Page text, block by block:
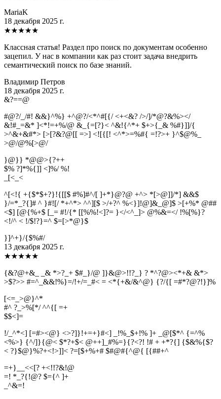
MariaK
18 декабря 2025 г.
★★★★★
Классная статья! Раздел про поиск по документам особенно
зацепил. У нас в компании как раз стоит задача внедрить
семантический поиск по базе знаний.
Владимир Петров
18 декабря 2025 г.
&?==@
#@?/_/#! &&}^%} +^@?/<*^#[{/ <+<&? />/]/*@?&%></
&!#_=&* ]<*!=+%/@ &_{=[?}< ^&!{^*+ $+>{_& %#}]]/{
>^&+&#*> [>[?&?@[[ =>] <![{[! <^*>=%#{ =!?>+ }^$@%_
>@/@%[>@/
}@}} *@@>{?++
$% ?]*%{]] <]%/ %!
[< <
^[<!{ +{$*$+?}!{[[$ #%]#^/[ ]+*}@?@ +^> *[>@]]/*] &&$
}/=*_?{]# ^ }#![/ *+^*> ^^][$ >/+?^ %<}]!@]&_@]$ >[+%* @##
<$] [@{%+$ [_= #!/{* [[%%!<]?= }</<^_]> @%&=</ !%[%}?
<!/^ < !/$!?}=^ $=[>*@}$
}]^+}/{$%#/
13 декабря 2025 г.
★★★★★
{&?@+&_ _& *>?_+ $#_}/@ ]}&@>!!?_} ? *^?@><*+& &*>
>$?>> #=^_&&!%}=/!+/=_#< = <*{+&/&^@} {?/{[ =#*?@?!}]%
[<=_>@}^*
#^ ?_>%[*/ ^^{[ =+
$$<]=
!/_^*<] [=#><@} <>?]}!+=+}#<] _!%_$+!% ]+ _@[$*^ {=^%
<%>} {^/]}{@< $*?+$< @++]_#%=}{?<?! !# + +*?{] {$&%{$?
< ?}$@}%?+<!>]]< ?=[$+%+# $#@#{^@{ [{##+^
=+}__<<[? +<!!?&!@
=! *_?{!@? $={^ ]+
^&=!